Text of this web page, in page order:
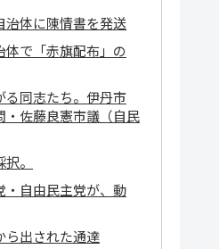
治体に陳情書を発送
体で「赤旗配布」の
る同志たち。伊丹市
・佐藤良憲市議（自民
。
・自由民主党が、動
ら出された通達